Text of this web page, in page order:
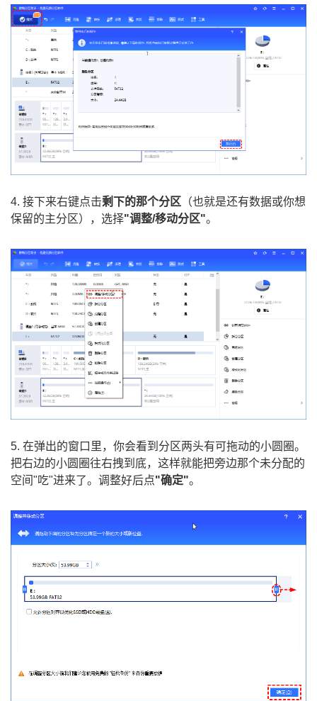
4. 接下来右键点击剩下的那个分区 （也就是还有数据或你想
保留的主分区），选择"调整/移动分区"。
5. 在弹出的窗口里，你会看到分区两头有可拖动的小圆圈。
把右边的小圆圈往右拽到底，这样就能把旁边那个未分配的
空间"吃"进来了。调整好后点"确定"。